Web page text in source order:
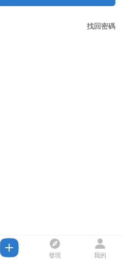
找回密碼
發現 我的